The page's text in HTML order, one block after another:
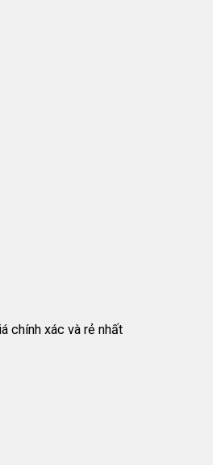
chính xác và rẻ nhất